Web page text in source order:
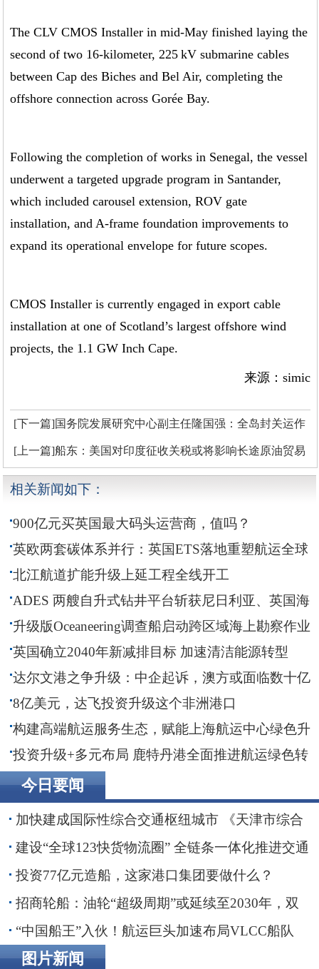
The CLV CMOS Installer in mid-May finished laying the
second of two 16-kilometer, 225 kV submarine cables
between Cap des Biches and Bel Air, completing the
offshore connection across Gorée Bay.
Following the completion of works in Senegal, the vessel
underwent a targeted upgrade program in Santander,
which included carousel extension, ROV gate
installation, and A-frame foundation improvements to
expand its operational envelope for future scopes.
CMOS Installer is currently engaged in export cable
installation at one of Scotland’s largest offshore wind
projects, the 1.1 GW Inch Cape.
来源：simic
[下一篇]国务院发展研究中心副主任隆国强：全岛封关运作
是更高水平开放的起点
[上一篇]船东：美国对印度征收关税或将影响长途原油贸易
相关新闻如下：
900亿元买英国最大码头运营商，值吗？
英欧两套碳体系并行：英国ETS落地重塑航运全球
碳合规格局
北江航道扩能升级上延工程全线开工
ADES 两艘自升式钻井平台斩获尼日利亚、英国海
域钻井订单
升级版Oceaneering调查船启动跨区域海上勘察作业
季英国确立2040年新减排目标 加速清洁能源转型
达尔文港之争升级：中企起诉，澳方或面临数十亿
赔偿！
8亿美元，达飞投资升级这个非洲港口
构建高端航运服务生态，赋能上海航运中心绿色升
级投资升级+多元布局 鹿特丹港全面推进航运绿色转
今日要闻
加快建成国际性综合交通枢纽城市 《天津市综合
交通运输“十五五”规划》印发
建设“全球123快货物流圈” 全链条一体化推进交通
物流降本提质增效
投资77亿元造船，这家港口集团要做什么？
招商轮船：油轮“超级周期”或延续至2030年，双
海峡风险正在重塑全球航运
“中国船王”入伙！航运巨头加速布局VLCC船队
图片新闻